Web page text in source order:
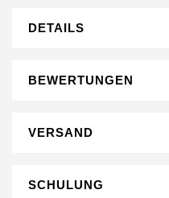
DETAILS
BEWERTUNGEN
VERSAND
SCHULUNG